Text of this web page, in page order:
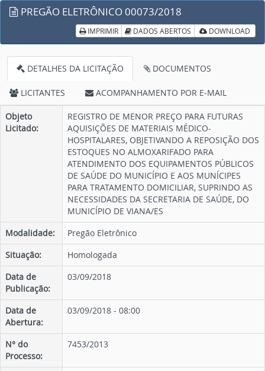
PREGÃO ELETRÔNICO 00073/2018
IMPRIMIR DADOS ABERTOS DOWNLOAD
DETALHES DA LICITAÇÃO DOCUMENTOS
LICITANTES ACOMPANHAMENTO POR E-MAIL
Objeto
Licitado:
REGISTRO DE MENOR PREÇO PARA FUTURAS
AQUISIÇÕES DE MATERIAIS MÉDICO-
HOSPITALARES, OBJETIVANDO A REPOSIÇÃO DOS
ESTOQUES NO ALMOXARIFADO PARA
ATENDIMENTO DOS EQUIPAMENTOS PÚBLICOS
DE SAÚDE DO MUNICÍPIO E AOS MUNÍCIPES
PARA TRATAMENTO DOMICILIAR, SUPRINDO AS
NECESSIDADES DA SECRETARIA DE SAÚDE, DO
MUNICÍPIO DE VIANA/ES
Modalidade:
Pregão Eletrônico
Situação:
Homologada
Data de
Publicação:
03/09/2018
Data de
Abertura:
03/09/2018 - 08:00
N° do
Processo:
7453/2013